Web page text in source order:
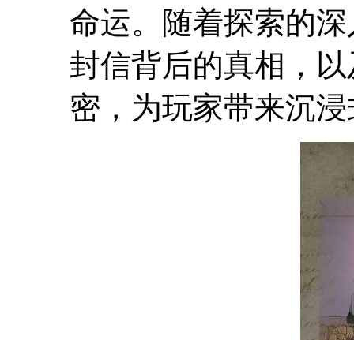
命运。随着探索的
封信背后的真相，
密，为玩家带来沉